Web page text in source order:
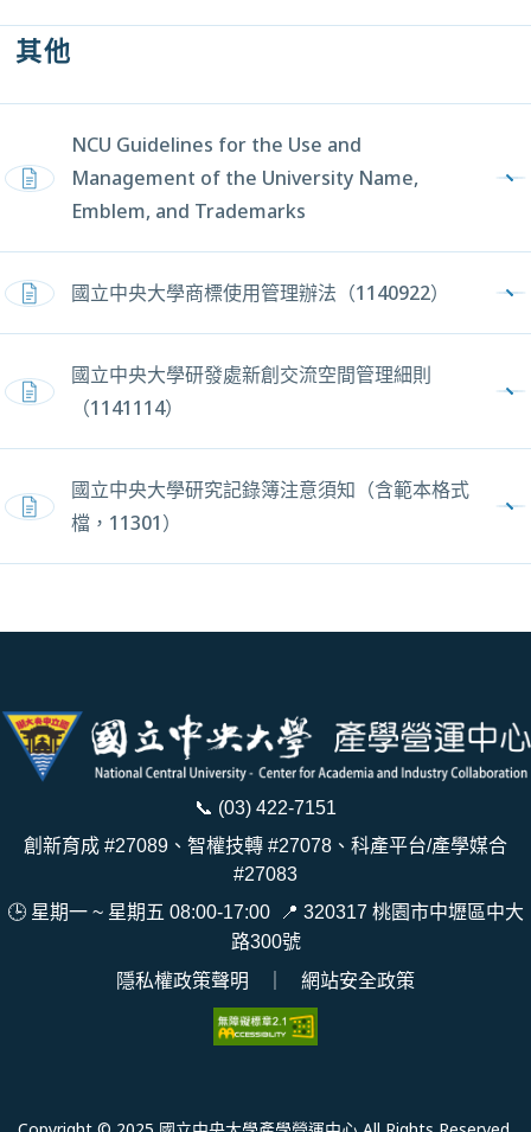
其他
NCU Guidelines for the Use and
Management of the University Name,
Emblem, and Trademarks
PDF，另開新視窗
國立中央大學商標使用管理辦法（1140922）
PDF，另開新視窗
國立中央大學研發處新創交流空間管理細則
（1141114）
PDF，另開新視窗
國立中央大學研究記錄簿注意須知（含範本格式
檔，11301）
PDF，另開新視窗
📞 (03) 422-7151
創新育成 #27089、智權技轉 #27078、科產平台/產學媒合
#27083
🕒 星期一 ~ 星期五 08:00-17:00
📍 320317 桃園市中壢區中大
路300號
隱私權政策聲明
網站安全政策